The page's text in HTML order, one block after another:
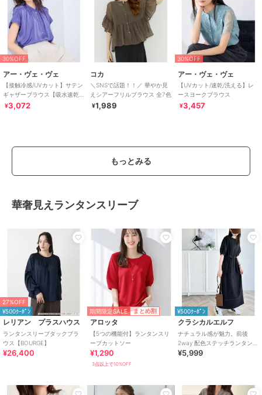
30%OFF
アー・ヴェ・ヴェ
【接触冷感/UVカット】サテン
ギャザーブラウス【吸水速乾/
イージーケア】
¥3,072
コカ
＼SNSで話題！！／ 華やか見
えシアーフリルブラウス 全7色
¥1,989
30%OFF
アー・ヴェ・ヴェ
【UVカット/速乾/洗える】レ
ースヨークブラウス
¥3,457
もっとみる
華奢見えランタンスリーブ
27%OFF
¥500ｸｰﾎﾟﾝ
レリアン プラスハウス
ランタンスリーブタックブラ
ウス【BOURGE】
¥26,400
期間限定SALE まとめ割
アロッタ
【5つの機能付】ランタンスリ
ーブカットソー
¥1,290
3点以上で10%OFF
¥500ｸｰﾎﾟﾝ
クラシカルエルフ
ナチュラル感が魅力。前後
2way 配色ステッチランタンス
リーブワンピース
¥5,999